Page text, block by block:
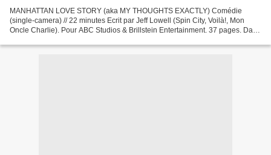
MANHATTAN LOVE STORY (aka MY THOUGHTS EXACTLY) Comédie
(single-camera) // 22 minutes Ecrit par Jeff Lowell (Spin City, Voilà!, Mon
Oncle Charlie). Pour ABC Studios & Brillstein Entertainment. 37 pages. Dana